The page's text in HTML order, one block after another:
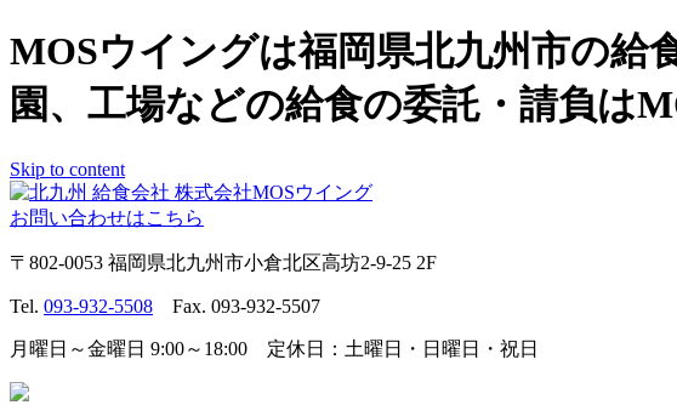
MOSウイングは福岡県北九州市の給
園、工場などの給食の委託・請負は
Skip to content
お問い合わせはこちら
〒802-0053 福岡県北九州市小倉北区高坊2-9-25 2F
Tel. 093-932-5508 Fax. 093-932-5507
月曜日～金曜日 9:00～18:00 定休日：土曜日・日曜日・祝日